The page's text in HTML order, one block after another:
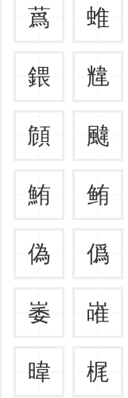
蔿 蜼
鍡 韑
頠 颹
鮪 鲔
偽 僞
崣 嶉
暐 梶